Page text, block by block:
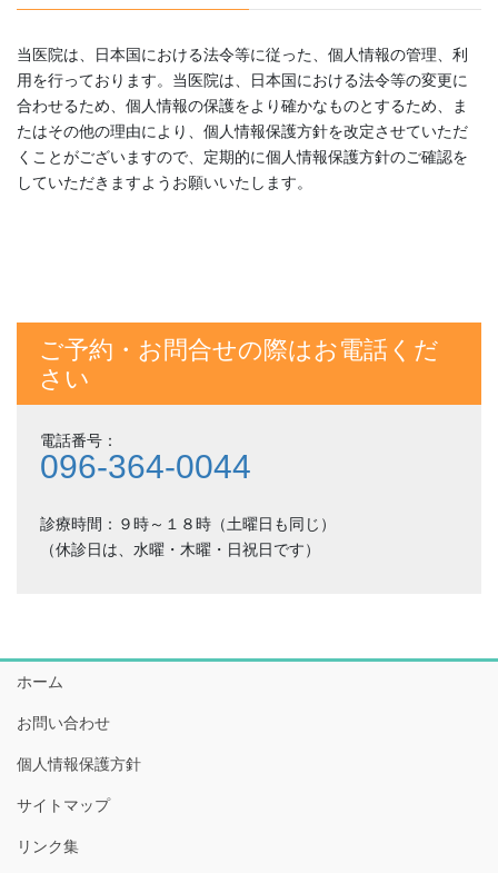
当医院は、日本国における法令等に従った、個人情報の管理、利
用を行っております。当医院は、日本国における法令等の変更に
合わせるため、個人情報の保護をより確かなものとするため、ま
たはその他の理由により、個人情報保護方針を改定させていただ
くことがございますので、定期的に個人情報保護方針のご確認を
していただきますようお願いいたします。
ご予約・お問合せの際はお電話くだ
さい
電話番号：
096-364-0044
診療時間：９時～１８時（土曜日も同じ）
（休診日は、水曜・木曜・日祝日です）
ホーム
お問い合わせ
個人情報保護方針
サイトマップ
リンク集